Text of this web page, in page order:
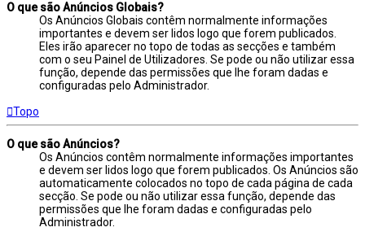
O que são Anúncios Globais?
Os Anúncios Globais contêm normalmente informações
importantes e devem ser lidos logo que forem publicados.
Eles irão aparecer no topo de todas as secções e também
com o seu Painel de Utilizadores. Se pode ou não utilizar essa
função, depende das permissões que lhe foram dadas e
configuradas pelo Administrador.
Topo
O que são Anúncios?
Os Anúncios contêm normalmente informações importantes
e devem ser lidos logo que forem publicados. Os Anúncios são
automaticamente colocados no topo de cada página de cada
secção. Se pode ou não utilizar essa função, depende das
permissões que lhe foram dadas e configuradas pelo
Administrador.